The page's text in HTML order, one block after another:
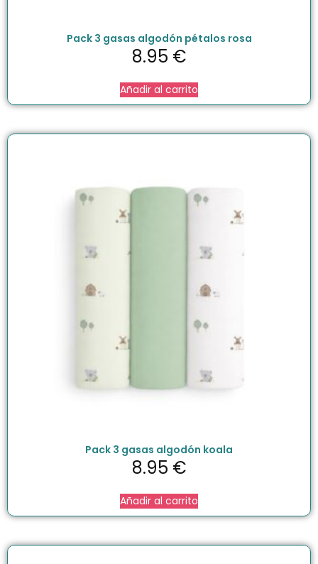
Pack 3 gasas algodón pétalos rosa
8.95 €
Añadir al carrito
Pack 3 gasas algodón koala
8.95 €
Añadir al carrito